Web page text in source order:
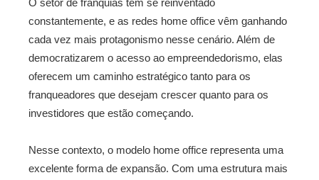
O setor de franquias tem se reinventado
constantemente, e as redes home office vêm ganhando
cada vez mais protagonismo nesse cenário. Além de
democratizarem o acesso ao empreendedorismo, elas
oferecem um caminho estratégico tanto para os
franqueadores que desejam crescer quanto para os
investidores que estão começando.
Nesse contexto, o modelo home office representa uma
excelente forma de expansão. Com uma estrutura mais